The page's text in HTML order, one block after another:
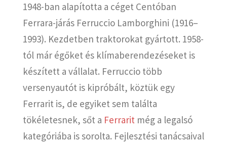
1948-ban alapította a céget Centóban
Ferrara-járás Ferruccio Lamborghini (1916–
1993). Kezdetben traktorokat gyártott. 1958-
tól már égőket és klímaberendezéseket is
készített a vállalat. Ferruccio több
versenyautót is kipróbált, köztük egy
Ferrarit is, de egyiket sem találta
tökéletesnek, sőt a Ferrarit még a legalsó
kategóriába is sorolta. Fejlesztési tanácsaival